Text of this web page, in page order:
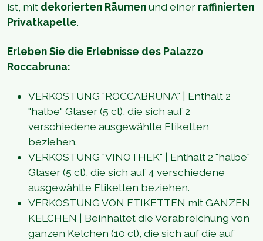
ist, mit dekorierten Räumenund einer raffinierten
Privatkapelle.
Erleben Sie die Erlebnisse des Palazzo
Roccabruna:
VERKOSTUNG "ROCCABRUNA" | Enthält 2
"halbe" Gläser (5 cl), die sich auf 2
verschiedene ausgewählte Etiketten
beziehen.
VERKOSTUNG "VINOTHEK" | Enthält 2 "halbe"
Gläser (5 cl), die sich auf 4 verschiedene
ausgewählte Etiketten beziehen.
VERKOSTUNG VON ETIKETTEN mit GANZEN
KELCHEN | Beinhaltet die Verabreichung von
ganzen Kelchen (10 cl), die sich auf die auf